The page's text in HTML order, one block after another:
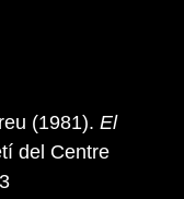
(1981). El
del Centre